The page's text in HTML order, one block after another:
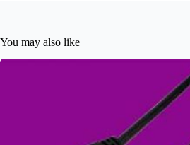
You may also like